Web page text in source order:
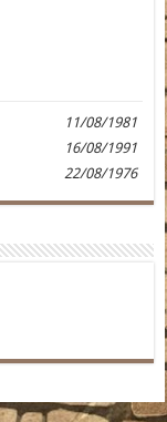
11/08/1981
16/08/1991
22/08/1976